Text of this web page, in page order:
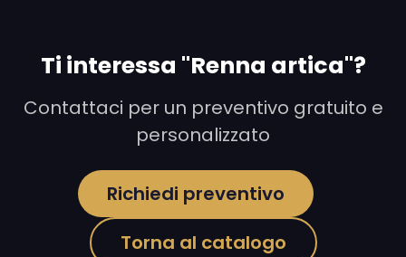
Ti interessa "Renna artica"?
Contattaci per un preventivo gratuito e
personalizzato
Richiedi preventivo
Torna al catalogo